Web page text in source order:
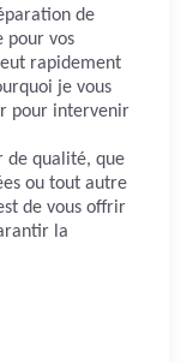
de
pour vos
rapidement
je vous
pour intervenir
de qualité, que
ou tout autre
de vous offrir
la